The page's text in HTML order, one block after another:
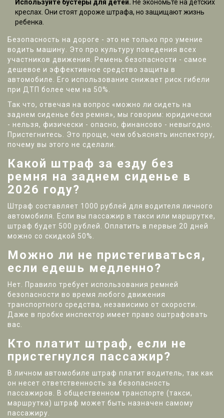
Используйте бустеры для детей. Не экономьте на детских
креслах. Они стоят дороже штрафа, но защищают жизнь
ребенка.
Безопасность на дороге - это не только про умение
водить машину. Это про культуру поведения всех
участников движения. Ремень безопасности - самое
дешевое и эффективное средство защиты в
автомобиле. Его использование снижает риск гибели
при ДТП более чем на 50%.
Так что, отвечая на вопрос «можно ли сидеть на
заднем сиденье без ремня», мы говорим: юридически
- нельзя, физически - опасно, финансово - невыгодно.
Пристегнитесь. Это проще, чем объяснять инспектору,
почему вы этого не сделали.
Какой штраф за езду без
ремня на заднем сиденье в
2026 году?
Штраф составляет 1000 рублей для водителя личного
автомобиля. Если вы пассажир в такси или маршрутке,
штраф будет 500 рублей. Оплатить в первые 20 дней
можно со скидкой 50%.
Можно ли не пристегиваться,
если едешь медленно?
Нет. Правило требует использования ремней
безопасности во время любого движения
транспортного средства, независимо от скорости.
Даже в пробке инспектор имеет право оштрафовать
вас.
Кто платит штраф, если не
пристегнулся пассажир?
В личном автомобиле штраф платит водитель, так как
он несет ответственность за безопасность
пассажиров. В общественном транспорте (такси,
маршрутка) штраф может быть назначен самому
пассажиру.